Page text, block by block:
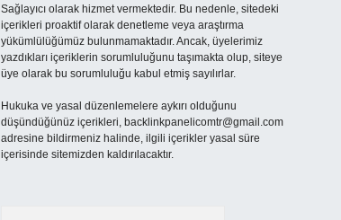
Sağlayıcı olarak hizmet vermektedir. Bu nedenle, sitedeki
içerikleri proaktif olarak denetleme veya araştırma
yükümlülüğümüz bulunmamaktadır. Ancak, üyelerimiz
yazdıkları içeriklerin sorumluluğunu taşımakta olup, siteye
üye olarak bu sorumluluğu kabul etmiş sayılırlar.
Hukuka ve yasal düzenlemelere aykırı olduğunu
düşündüğünüz içerikleri, backlinkpanelicomtr@gmail.com
adresine bildirmeniz halinde, ilgili içerikler yasal süre
içerisinde sitemizden kaldırılacaktır.